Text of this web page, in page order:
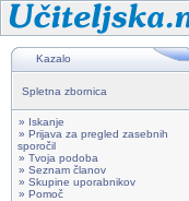
Kazalo
Spletna zbornica
» Iskanje
» Prijava za pregled zasebnih
sporočil
» Tvoja podoba
» Seznam članov
» Skupine uporabnikov
» Pomoč